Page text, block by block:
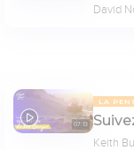
David
07:13
LA
Keith